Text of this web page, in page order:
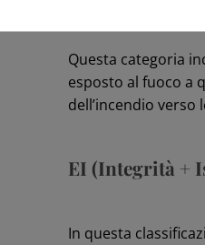
Questa categoria
esposto al fuoco a
dell’incendio
EI (Integrità +
In questa